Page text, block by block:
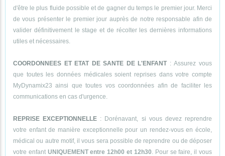
d'être le plus fluide possible et de gagner du temps le premier jour. Merci
de vous présenter le premier jour auprès de notre responsable afin de
valider définitivement le stage et de récolter les dernières informations
utiles et nécessaires.
COORDONNEES ET ETAT DE SANTE DE L'ENFANT: Assurez vous
que toutes les données médicales soient reprises dans votre compte
MyDynamix23 ainsi que toutes vos coordonnées afin de faciliter les
communications en cas d'urgence.
REPRISE EXCEPTIONNELLE : Dorénavant, si vous devez reprendre
votre enfant de manière exceptionnelle pour un rendez-vous en école,
médical ou autre motif, il vous sera possible de reprendre ou de déposer
votre enfant UNIQUEMENT entre 12h00 et 12h30. Pour se faire, il vous